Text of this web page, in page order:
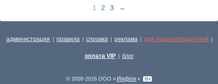
1 2 3 →
администрация | правила | справка | реклама | для правообладателей |
оплата VIP | блог
© 2008-2026 ООО « Инфон »